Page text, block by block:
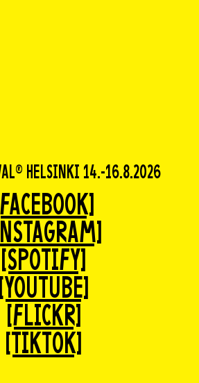
HELSINKI 14.-16.8.2026
[SPOTIFY]
[YOUTUBE]
[FLICKR]
[TIKTOK]